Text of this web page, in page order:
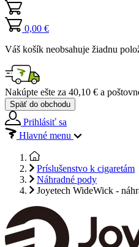
0,00 €
Váš košík neobsahuje žiadnu
Nakúpte ešte za 40,10 € a
Späť do obchodu
Prihlásiť sa
Hlavné menu
Príslušenstvo k cigaretám
Náhradné pody
Joyetech WideWick -